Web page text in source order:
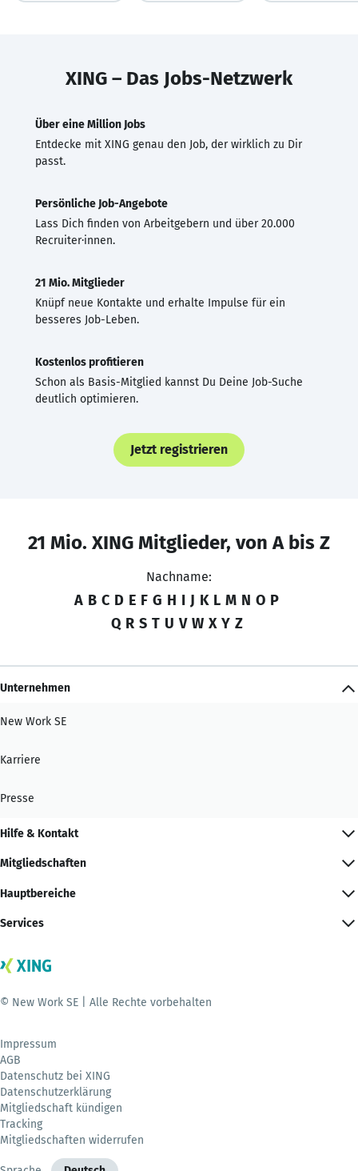
XING – Das Jobs-Netzwerk
Über eine Million Jobs
Entdecke mit XING genau den Job, der wirklich zu Dir
passt.
Persönliche Job-Angebote
Lass Dich finden von Arbeitgebern und über 20.000
Recruiter·innen.
21 Mio. Mitglieder
Knüpf neue Kontakte und erhalte Impulse für ein
besseres Job-Leben.
Kostenlos profitieren
Schon als Basis-Mitglied kannst Du Deine Job-Suche
deutlich optimieren.
Jetzt registrieren
21 Mio. XING Mitglieder, von A bis Z
Nachname:
A B C D E F G H I J K L M N O P
Q R S T U V W X Y Z
Unternehmen
New Work SE
Karriere
Presse
Hilfe & Kontakt
Mitgliedschaften
Hauptbereiche
Services
© New Work SE | Alle Rechte vorbehalten
Impressum
AGB
Datenschutz bei XING
Datenschutzerklärung
Mitgliedschaft kündigen
Tracking
Mitgliedschaften widerrufen